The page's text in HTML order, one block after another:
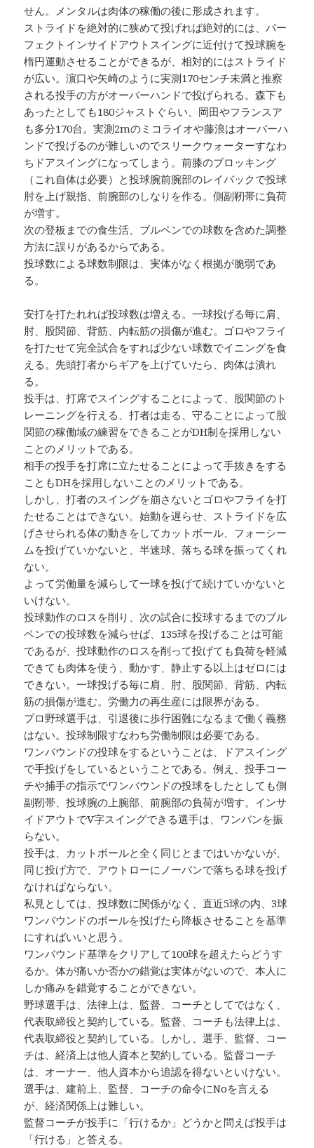
せん。メンタルは肉体の稼働の後に形成されます。
ストライドを絶対的に狭めて投げれば絶対的には、パー
フェクトインサイドアウトスイングに近付けて投球腕を
楕円運動させることができるが、相対的にはストライド
が広い。濵口や矢崎のように実測170センチ未満と推察
される投手の方がオーバーハンドで投げられる。森下も
あったとしても180ジャストぐらい、岡田やフランスア
も多分170台。実測2mのミコライオや藤浪はオーバーハ
ンドで投げるのが難しいのでスリークウォーターすなわ
ちドアスイングになってしまう。前膝のブロッキング
（これ自体は必要）と投球腕前腕部のレイバックで投球
肘を上げ親指、前腕部のしなりを作る。側副靭帯に負荷
が増す。
次の登板までの食生活、ブルペンでの球数を含めた調整
方法に誤りがあるからである。
投球数による球数制限は、実体がなく根拠が脆弱であ
る。
安打を打たれれば投球数は増える。一球投げる毎に肩、
肘、股関節、背筋、内転筋の損傷が進む。ゴロやフライ
を打たせて完全試合をすれば少ない球数でイニングを食
える。先頭打者からギアを上げていたら、肉体は潰れ
る。
投手は、打席でスイングすることによって、股関節のト
レーニングを行える、打者は走る、守ることによって股
関節の稼働域の練習をできることがDH制を採用しない
ことのメリットである。
相手の投手を打席に立たせることによって手抜きをする
こともDHを採用しないことのメリットである。
しかし、打者のスイングを崩さないとゴロやフライを打
たせることはできない。始動を遅らせ、ストライドを広
げさせられる体の動きをしてカットボール、フォーシー
ムを投げていかないと、半速球、落ちる球を振ってくれ
ない。
よって労働量を減らして一球を投げて続けていかないと
いけない。
投球動作のロスを削り、次の試合に投球するまでのブル
ペンでの投球数を減らせば、135球を投げることは可能
であるが、投球動作のロスを削って投げても負荷を軽減
できても肉体を使う、動かす、静止する以上はゼロには
できない。一球投げる毎に肩、肘、股関節、背筋、内転
筋の損傷が進む。労働力の再生産には限界がある。
プロ野球選手は、引退後に歩行困難になるまで働く義務
はない。投球制限すなわち労働制限は必要である。
ワンバウンドの投球をするということは、ドアスイング
で手投げをしているということである。例え、投手コー
チや捕手の指示でワンバウンドの投球をしたとしても側
副靭帯、投球腕の上腕部、前腕部の負荷が増す。インサ
イドアウトでV字スイングできる選手は、ワンバンを振
らない。
投手は、カットボールと全く同じとまではいかないが、
同じ投げ方で、アウトローにノーバンで落ちる球を投げ
なければならない。
私見としては、投球数に関係がなく、直近5球の内、3球
ワンバウンドのボールを投げたら降板させることを基準
にすればいいと思う。
ワンバウンド基準をクリアして100球を超えたらどうす
るか。体が痛いか否かの錯覚は実体がないので、本人に
しか痛みを錯覚することができない。
野球選手は、法律上は、監督、コーチとしてではなく、
代表取締役と契約している。監督、コーチも法律上は、
代表取締役と契約している。しかし、選手、監督、コー
チは、経済上は他人資本と契約している。監督コーチ
は、オーナー、他人資本から追認を得ないといけない。
選手は、建前上、監督、コーチの命令にNoを言える
が、経済関係上は難しい。
監督コーチが投手に「行けるか」どうかと問えば投手は
「行ける」と答える。